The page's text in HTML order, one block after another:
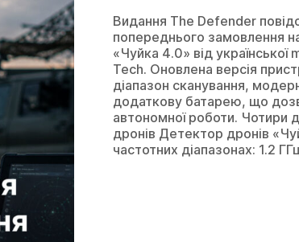
Академія
Видання The Defender
попереднього замовлення
«Чуйка 4.0» від української
Tech. Оновлена версія
діапазон сканування,
додаткову батарею, що
автономної роботи. Чотири
дронів Детектор дронів
частотних діапазонах: 1.2